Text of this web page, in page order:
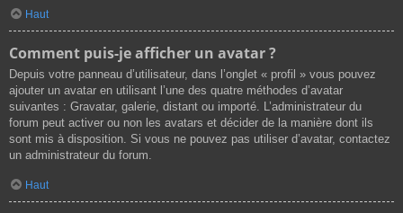
Haut
Comment puis-je afficher un avatar ?
Depuis votre panneau d’utilisateur, dans l’onglet « profil » vous pouvez
ajouter un avatar en utilisant l’une des quatre méthodes d’avatar
suivantes : Gravatar, galerie, distant ou importé. L’administrateur du
forum peut activer ou non les avatars et décider de la manière dont ils
sont mis à disposition. Si vous ne pouvez pas utiliser d’avatar, contactez
un administrateur du forum.
Haut